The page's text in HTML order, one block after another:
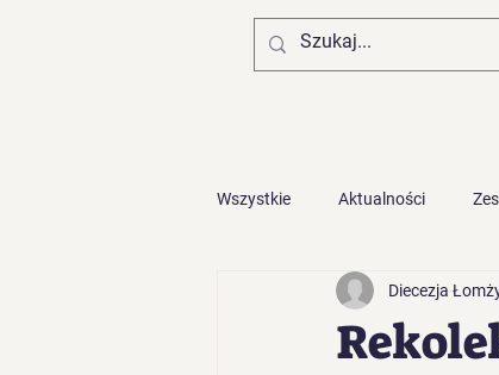
Wszystkie Aktualności
Zaproszenia z diecezji
Diecezja